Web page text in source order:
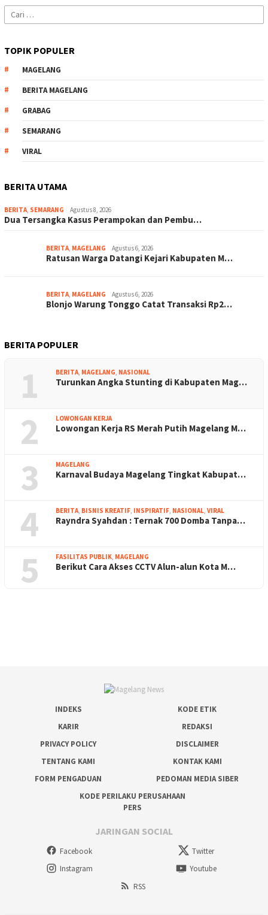
Cari
untuk:
TOPIK POPULER
MAGELANG
BERITA MAGELANG
GRABAG
SEMARANG
VIRAL
BERITA UTAMA
BERITA, SEMARANG Agustus 8, 2026
Dua Tersangka Kasus Perampokan dan Pembu…
BERITA, MAGELANG Agustus 6, 2026
Ratusan Warga Datangi Kejari Kabupaten M…
BERITA, MAGELANG Agustus 6, 2026
Blonjo Warung Tonggo Catat Transaksi Rp2…
BERITA POPULER
1 BERITA, MAGELANG, NASIONAL
Turunkan Angka Stunting di Kabupaten Mag…
2 LOWONGAN KERJA
Lowongan Kerja RS Merah Putih Magelang M…
3 MAGELANG
Karnaval Budaya Magelang Tingkat Kabupat…
4 BERITA, BISNIS KREATIF, INSPIRATIF, NASIONAL, VIRAL
Rayndra Syahdan : Ternak 700 Domba Tanpa…
5 FASILITAS PUBLIK, MAGELANG
Berikut Cara Akses CCTV Alun-alun Kota M…
INDEKS
KODE ETIK
KARIR
REDAKSI
PRIVACY POLICY
DISCLAIMER
TENTANG KAMI
KONTAK KAMI
FORM PENGADUAN
PEDOMAN MEDIA SIBER
KODE PERILAKU PERUSAHAAN
PERS
JARINGAN SOCIAL
Facebook
Twitter
Instagram
Youtube
RSS